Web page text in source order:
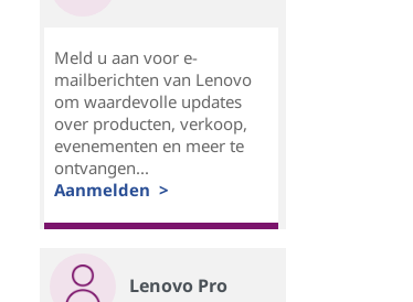
Meld u aan voor e-
mailberichten van Lenovo
om waardevolle updates
over producten, verkoop,
evenementen en meer te
ontvangen...
Aanmelden >
Lenovo Pro